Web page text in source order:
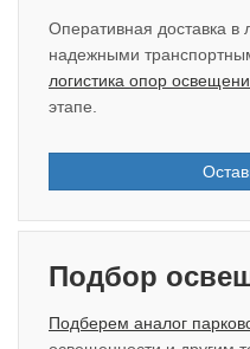
Оперативная доставка
надежными
логистика опор
этапе.
Подбор
Подберем аналог